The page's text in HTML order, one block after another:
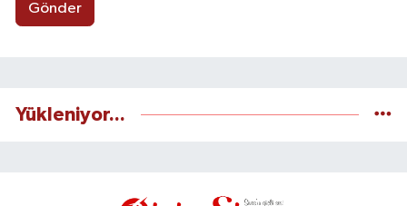
Gönder
Yükleniyor...